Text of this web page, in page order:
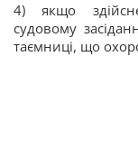
4) якщо
судовому
таємниці, що